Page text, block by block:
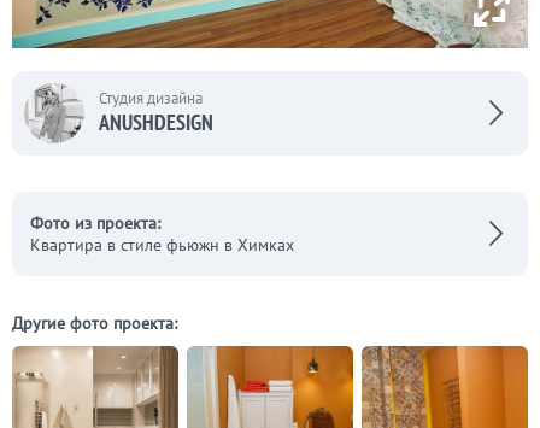
Студия дизайна
ANUSHDESIGN
Фото из проекта:
Квартира в стиле фьюжн в Химках
Другие фото проекта: